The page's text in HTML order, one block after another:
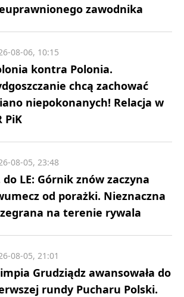
zawodnika
kontra Polonia.
chcą zachować
niepokonanych! Relacja w
PiK
08-06, 10:15
do LE: Górnik znów zaczyna
od porażki. Nieznaczna
na terenie rywala
08-05, 23:48
Grudziądz awansowała do
rundy Pucharu Polski.
08-05, 21:01